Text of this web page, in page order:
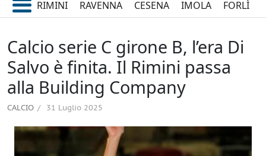
RIMINI RAVENNA CESENA IMOLA FORLÌ
Calcio serie C girone B, l’era Di
Salvo è finita. Il Rimini passa
alla Building Company
CALCIO 31 Luglio 2025